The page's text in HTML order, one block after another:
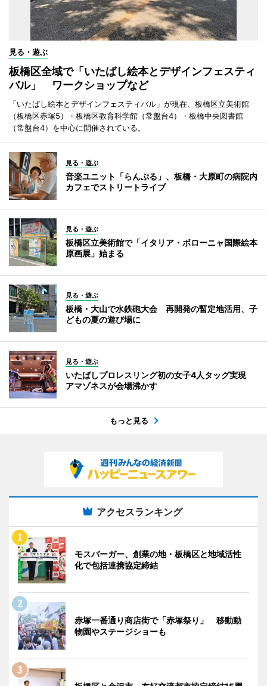
見る・遊ぶ
板橋区全域で「いたばし絵本とデザインフェスティ
バル」 ワークショップなど
「いたばし絵本とデザインフェスティバル」が現在、板橋区立美術館
（板橋区赤塚5）・板橋区教育科学館（常盤台4）・板橋中央図書館
（常盤台4）を中心に開催されている。
見る・遊ぶ
音楽ユニット「らんぷる」、板橋・大原町の病院内
カフェでストリートライブ
見る・遊ぶ
板橋区立美術館で「イタリア・ボローニャ国際絵本
原画展」始まる
見る・遊ぶ
板橋・大山で水鉄砲大会 再開発の暫定地活用、子
どもの夏の遊び場に
見る・遊ぶ
いたばしプロレスリング初の女子4人タッグ実現
アマゾネスが会場沸かす
もっと見る
アクセスランキング
モスバーガー、創業の地・板橋区と地域活性
化で包括連携協定締結
赤塚一番通り商店街で「赤塚祭り」 移動動
物園やステージショーも